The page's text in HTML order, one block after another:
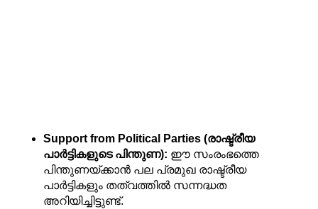
Support from Political Parties (രാഷ്ട്രീയ
പാർട്ടികളുടെ പിന്തുണ): ഈ സംരംഭത്തെ
പിന്തുണയ്ക്കാൻ പല പ്രമുഖ രാഷ്ട്രീയ
പാർട്ടികളും തത്വത്തിൽ സന്നദ്ധത
അറിയിച്ചിട്ടുണ്ട്.